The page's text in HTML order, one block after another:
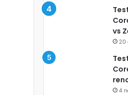
vs
20
4